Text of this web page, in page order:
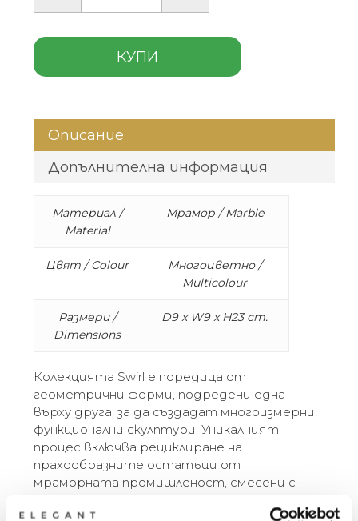
КУПИ
Описание
Допълнителна информация
Материал /
Material
Мрамор / Marble
Цвят / Colour
Многоцветно /
Multicolour
Размери /
Dimensions
D9 x W9 x H23 cm.
Колекцията Swirl е поредица от
геометрични форми, подредени една
върху друга, за да създадат многоизмерни,
функционални скулптури. Уникалният
процес включва рециклиране на
прахообразните остатъци от
мраморната промишленост, смесени с
блокове от материал, които след това